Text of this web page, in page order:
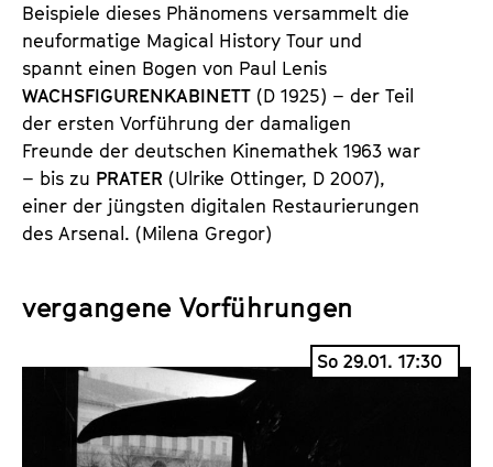
Beispiele dieses Phänomens versammelt die
neuformatige Magical History Tour und
spannt einen Bogen von Paul Lenis
WACHSFIGURENKABINETT (D 1925) – der Teil
der ersten Vorführung der damaligen
Freunde der deutschen Kinemathek 1963 war
– bis zu PRATER (Ulrike Ottinger, D 2007),
einer der jüngsten digitalen Restaurierungen
des Arsenal. (Milena Gregor)
vergangene Vorführungen
So 29.01. 17:30